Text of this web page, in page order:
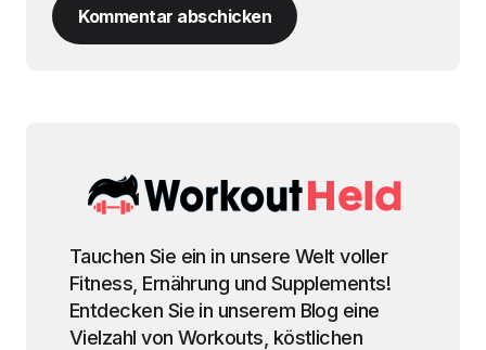
Kommentar abschicken
Tauchen Sie ein in unsere Welt voller
Fitness, Ernährung und Supplements!
Entdecken Sie in unserem Blog eine
Vielzahl von Workouts, köstlichen